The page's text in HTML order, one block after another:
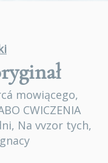
mowiącego,
CWICZENIA
Na vvzor tych,